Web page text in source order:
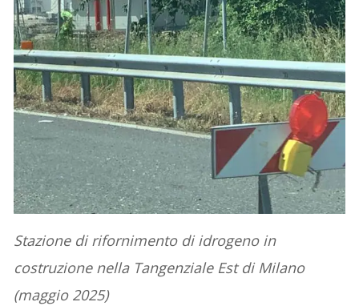
Stazione di rifornimento di idrogeno in
costruzione nella Tangenziale Est di Milano
(maggio 2025)